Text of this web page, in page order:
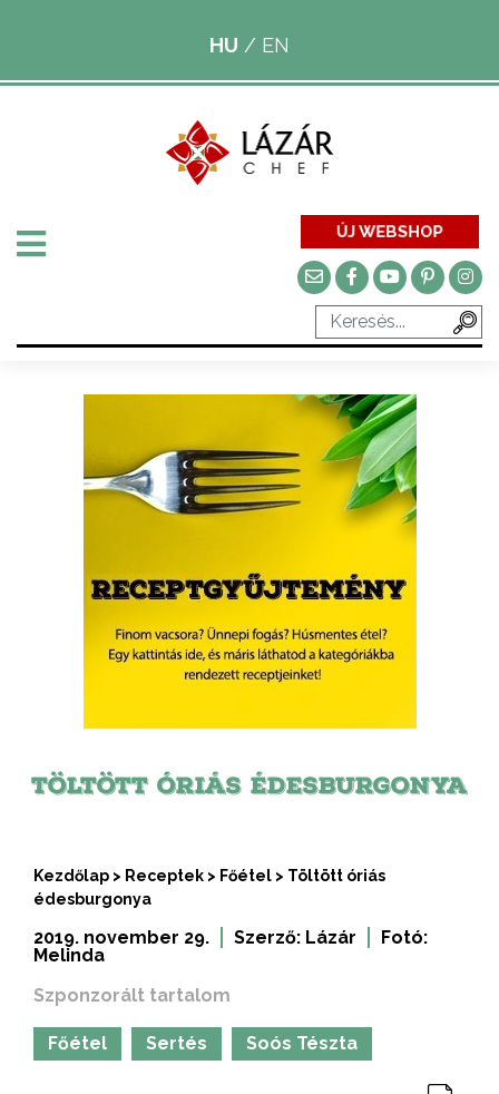
HU / EN
ÚJ WEBSHOP
TÖLTÖTT ÓRIÁS ÉDESBURGONYA
Kezdőlap > Receptek > Főétel > Töltött óriás
édesburgonya
2019. november 29. Szerző: Lázár
Fotó:
Melinda
Szponzorált tartalom
Főétel Sertés Soós Tészta